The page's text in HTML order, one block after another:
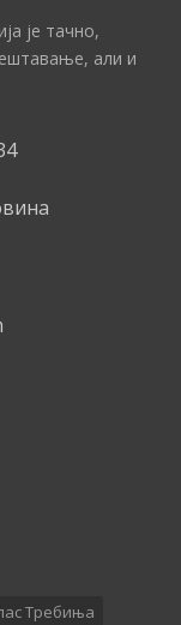
је тачно,
али и
Требиња